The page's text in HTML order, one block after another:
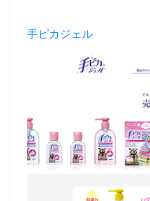
手ピカジェル